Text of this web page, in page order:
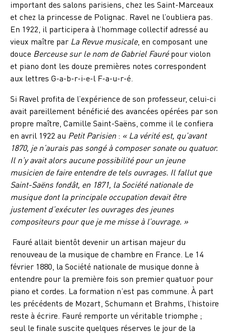
important des salons parisiens, chez les Saint-Marceaux
et chez la princesse de Polignac. Ravel ne l’oubliera pas.
En 1922, il participera à l’hommage collectif adressé au
vieux maître par La Revue musicale, en composant une
douce Berceuse sur le nom de Gabriel Faurépour violon
et piano dont les douze premières notes correspondent
aux lettres G-a-b-r-i-e-l F-a-u-r-é.
Si Ravel profita de l’expérience de son professeur, celui-ci
avait pareillement bénéficié des avancées opérées par son
propre maître, Camille Saint-Saëns, comme il le confiera
en avril 1922 au Petit Parisien : « La vérité est, qu’avant
1870, je n’aurais pas songé à composer sonate ou quatuor.
Il n’y avait alors aucune possibilité pour un jeune
musicien de faire entendre de tels ouvrages. Il fallut que
Saint-Saëns fondât, en 1871, la Société nationale de
musique dont la principale occupation devait être
justement d’exécuter les ouvrages des jeunes
compositeurs pour que je me misse à l’ouvrage. »
Fauré allait bientôt devenir un artisan majeur du
renouveau de la musique de chambre en France. Le 14
février 1880, la Société nationale de musique donne à
entendre pour la première fois son premier quatuor pour
piano et cordes. La formation n’est pas commune. À part
les précédents de Mozart, Schumann et Brahms, l’histoire
reste à écrire. Fauré remporte un véritable triomphe ;
seul le finale suscite quelques réserves le jour de la